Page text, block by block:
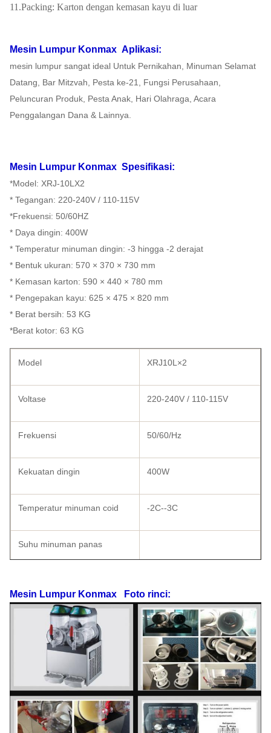
11.Packing: Karton dengan kemasan kayu di luar
Mesin Lumpur Konmax Aplikasi:
mesin lumpur sangat ideal Untuk Pernikahan, Minuman Selamat
Datang, Bar Mitzvah, Pesta ke-21, Fungsi Perusahaan,
Peluncuran Produk, Pesta Anak, Hari Olahraga, Acara
Penggalangan Dana & Lainnya.
Mesin Lumpur Konmax Spesifikasi:
*Model: XRJ-10LX2
* Tegangan: 220-240V / 110-115V
*Frekuensi: 50/60HZ
* Daya dingin: 400W
* Temperatur minuman dingin: -3 hingga -2 derajat
* Bentuk ukuran: 570 × 370 × 730 mm
* Kemasan karton: 590 × 440 × 780 mm
* Pengepakan kayu: 625 × 475 × 820 mm
* Berat bersih: 53 KG
*Berat kotor: 63 KG
Model XRJ10L×2
Voltase 220-240V / 110-115V
Frekuensi 50/60/Hz
Kekuatan dingin 400W
Temperatur minuman coid -2C--3C
Suhu minuman panas
Kemasan karton 590×440×780
Pengepakan kayu 625×475×820
Berat 53
Berat kotor 63
Mesin Lumpur Konmax Foto rinci: